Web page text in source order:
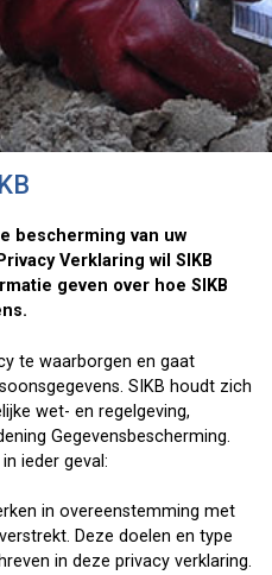
bescherming van uw
Verklaring wil SIKB
geven over hoe SIKB
te waarborgen en gaat
SIKB houdt zich
wet- en regelgeving,
Gegevensbescherming.
ieder geval:
in overeenstemming met
Deze doelen en type
in deze privacy verklaring.